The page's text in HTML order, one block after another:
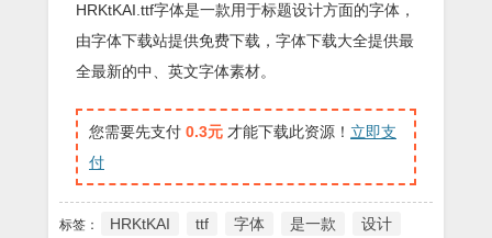
HRKtKAI.ttf字体是一款用于标题设计方面的字体，
由字体下载站提供免费下载，字体下载大全提供最
全最新的中、英文字体素材。
您需要先支付 0.3元 才能下载此资源！ 立即支
付
标签： HRKtKAI ttf 字体 是一款 设计